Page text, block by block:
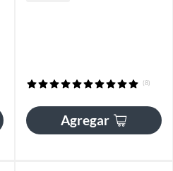
(8)
Agregar